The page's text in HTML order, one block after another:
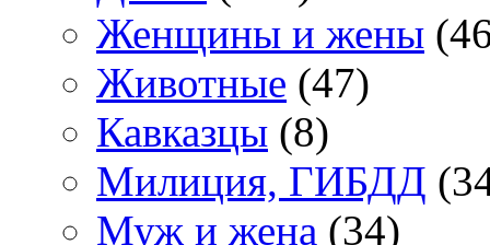
Женщины и жены
Животные (47)
Кавказцы (8)
Милиция, ГИБДД
Муж и жена (34)